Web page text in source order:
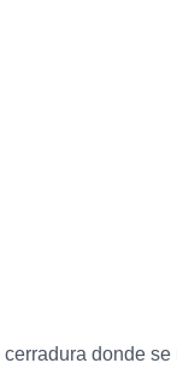
donde